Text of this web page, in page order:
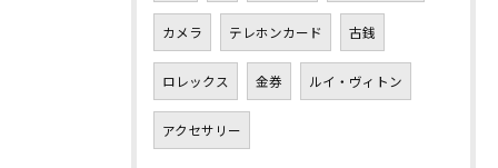
カメラ テレホンカード 古銭
ロレックス 金券 ルイ・ヴィトン
アクセサリー